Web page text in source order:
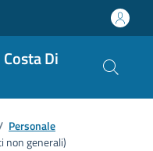
Di
Personale
non generali)